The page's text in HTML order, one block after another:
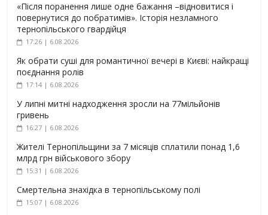
«Після поранення лише одне бажання –відновитися і
повернутися до побратимів». Історія незламного
тернопільського гвардійця
17:26 | 6.08.2026
Як обрати суші для романтичної вечері в Києві: найкращі
поєднання ролів
17:14 | 6.08.2026
У липні митні надходження зросли на 77мільйонів
гривень
16:27 | 6.08.2026
Жителі Тернопільщини за 7 місяців сплатили понад 1,6
млрд грн військового збору
15:31 | 6.08.2026
Смертельна знахідка в тернопільському полі
15:07 | 6.08.2026